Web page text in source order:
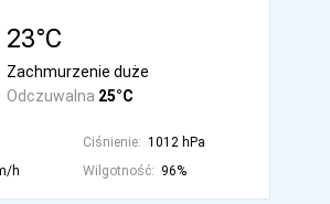
23°C
Odczuwalna 25°C
Zachmurzenie duże
Ciśnienie: 1012 hPa
h Wilgotność: 96%